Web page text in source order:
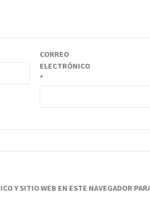
CORREO
ELECTRÓNICO
*
Y SITIO WEB EN ESTE NAVEGADOR